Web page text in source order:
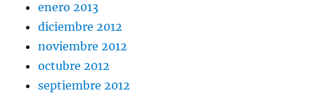
enero 2013
diciembre 2012
noviembre 2012
octubre 2012
septiembre 2012